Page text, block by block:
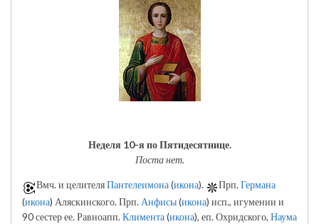
Неделя 10-я по Пятидесятнице.
Поста нет.
Вмч. и целителяПантелеимона(икона). Прп.Германа
(икона) Аляскинского. Прп. Анфисы(икона) исп., игумении и
90 сестер ее. Равноапп.Климента(икона), еп. Охридского, Наума